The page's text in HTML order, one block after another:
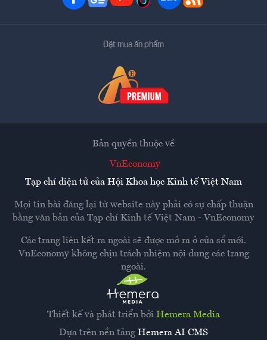
Đặt mua ấn phẩm
Thiết kế và phát triển bởi Hemera Media
Dựa trên nền tảng Hemera AI CMS
Bản quyền thuộc về
VnEconomy
Tạp chí điện tử của Hội Khoa học Kinh tế Việt Nam
Mọi tin bài đăng lại từ website này phải có sự chấp thuận
bằng văn bản của Tạp chí Kinh tế Việt Nam - VnEconomy
Các trang liên kết ra ngoài sẽ được mở ra ở cửa sổ mới.
VnEconomy không chịu trách nhiệm nội dung các trang
ngoài.